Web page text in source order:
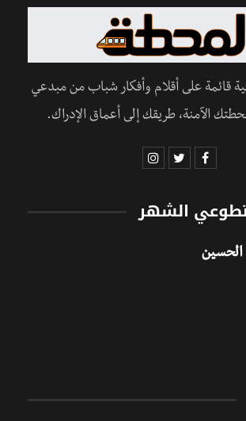
قائمة على أقلام وأفكار شباب من مبدعي
الآمنة، طريقك إلى أعماق الإدراك.
الشهر
الحسين